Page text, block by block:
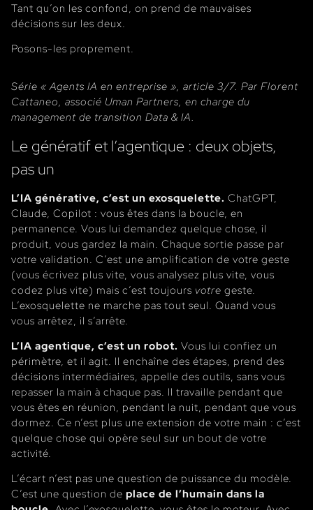
Tant qu’on les confond, on prend de mauvaises
décisions sur les deux.
Posons-les proprement.
Série « Agents IA en entreprise », article 3/7. Par Florent
Cattaneo, associé Uman Partners, en charge du
management de transition Data & IA.
Le génératif et l’agentique : deux objets,
pas un
L’IA générative, c’est un exosquelette. ChatGPT,
Claude, Copilot : vous êtes dans la boucle, en
permanence. Vous lui demandez quelque chose, il
produit, vous gardez la main. Chaque sortie passe par
votre validation. C’est une amplification de votre geste
(vous écrivez plus vite, vous analysez plus vite, vous
codez plus vite) mais c’est toujours votre geste.
L’exosquelette ne marche pas tout seul. Quand vous
vous arrêtez, il s’arrête.
L’IA agentique, c’est un robot. Vous lui confiez un
périmètre, et il agit. Il enchaîne des étapes, prend des
décisions intermédiaires, appelle des outils, sans vous
repasser la main à chaque pas. Il travaille pendant que
vous êtes en réunion, pendant la nuit, pendant que vous
dormez. Ce n’est plus une extension de votre main : c’est
quelque chose qui opère seul sur un bout de votre
activité.
L’écart n’est pas une question de puissance du modèle.
C’est une question de place de l’humain dans la